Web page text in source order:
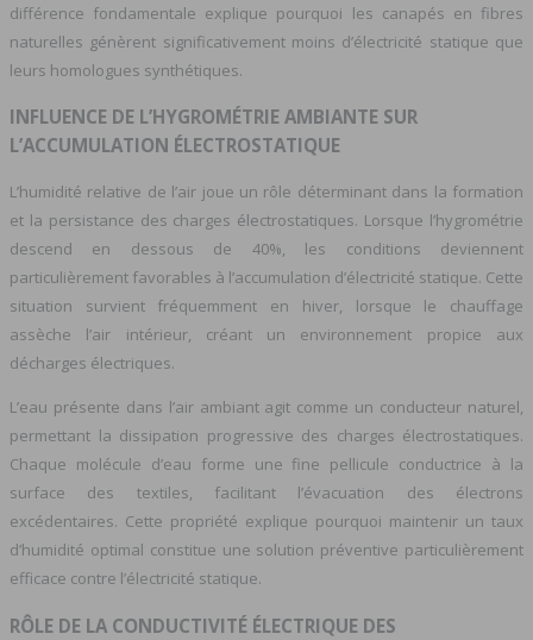
différence fondamentale explique pourquoi les canapés en fibres
naturelles génèrent significativement moins d’électricité statique que
leurs homologues synthétiques.
INFLUENCE DE L’HYGROMÉTRIE AMBIANTE SUR
L’ACCUMULATION ÉLECTROSTATIQUE
L’humidité relative de l’air joue un rôle déterminant dans la formation
et la persistance des charges électrostatiques. Lorsque l’hygrométrie
descend en dessous de 40%, les conditions deviennent
particulièrement favorables à l’accumulation d’électricité statique. Cette
situation survient fréquemment en hiver, lorsque le chauffage
assèche l’air intérieur, créant un environnement propice aux
décharges électriques.
L’eau présente dans l’air ambiant agit comme un conducteur naturel,
permettant la dissipation progressive des charges électrostatiques.
Chaque molécule d’eau forme une fine pellicule conductrice à la
surface des textiles, facilitant l’évacuation des électrons
excédentaires. Cette propriété explique pourquoi maintenir un taux
d’humidité optimal constitue une solution préventive particulièrement
efficace contre l’électricité statique.
RÔLE DE LA CONDUCTIVITÉ ÉLECTRIQUE DES